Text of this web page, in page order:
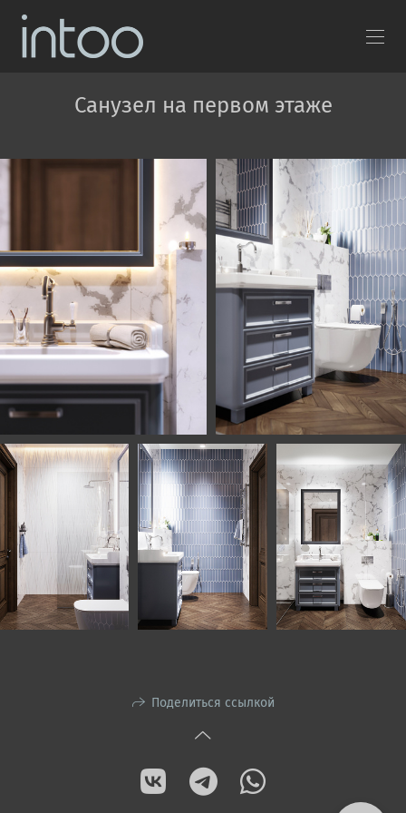
Санузел на первом этаже
Поделиться ссылкой